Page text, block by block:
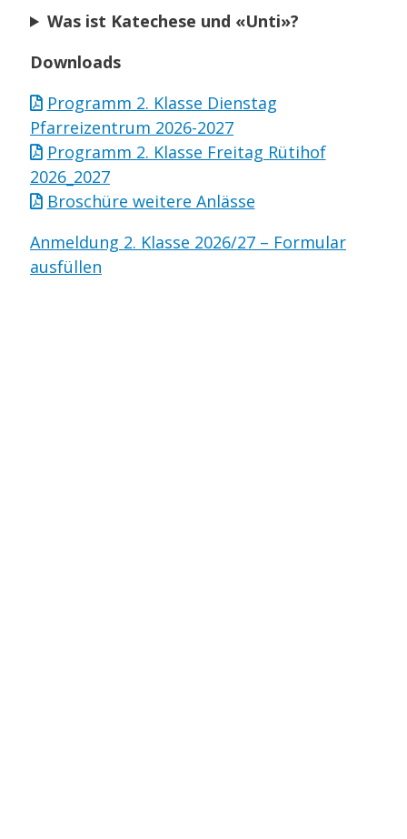
Was ist Katechese und «Unti»?
Downloads
Programm 2. Klasse Dienstag
Pfarreizentrum 2026-2027
Programm 2. Klasse Freitag Rütihof
2026_2027
Broschüre weitere Anlässe
Anmeldung 2. Klasse 2026/27 – Formular
ausfüllen